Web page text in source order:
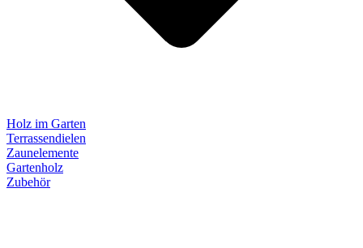
Holz im Garten
Terrassendielen
Zaunelemente
Gartenholz
Zubehör